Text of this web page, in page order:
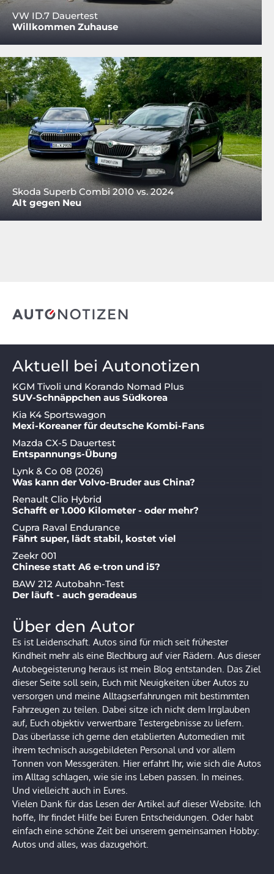
VW ID.7 Dauertest
Willkommen Zuhause
Skoda Superb Combi 2010 vs. 2024
Alt gegen Neu
Aktuell bei Autonotizen
KGM Tivoli und Korando Nomad Plus
SUV-Schnäppchen aus Südkorea
Kia K4 Sportswagon
Mexi-Koreaner für deutsche Kombi-Fans
Mazda CX-5 Dauertest
Entspannungs-Übung
Lynk & Co 08 (2026)
Was kann der Volvo-Bruder aus China?
Renault Clio Hybrid
Schafft er 1.000 Kilometer - oder mehr?
Cupra Raval Endurance
Fährt super, lädt stabil, kostet viel
Zeekr 001
Chinese statt A6 e-tron und i5?
BAW 212 Autobahn-Test
Der läuft - auch geradeaus
Über den Autor
Es ist Leidenschaft. Autos sind für mich seit frühester
Kindheit mehr als eine Blechburg auf vier Rädern. Aus dieser
Autobegeisterung heraus ist mein Blog entstanden. Das Ziel
dieser Seite soll sein, Euch mit Neuigkeiten über Autos zu
versorgen und meine Alltagserfahrungen mit bestimmten
Fahrzeugen zu teilen. Dabei sitze ich nicht dem Irrglauben
auf, Euch objektiv verwertbare Testergebnisse zu liefern.
Das überlasse ich gerne den etablierten Automedien mit
ihrem technisch ausgebildeten Personal und vor allem
Tonnen von Messgeräten. Hier erfahrt Ihr, wie sich die Autos
im Alltag schlagen, wie sie ins Leben passen. In meines.
Und vielleicht auch in Eures.
Vielen Dank für das Lesen der Artikel auf dieser Website. Ich
hoffe, Ihr findet Hilfe bei Euren Entscheidungen. Oder habt
einfach eine schöne Zeit bei unserem gemeinsamen Hobby:
Autos und alles, was dazugehört.